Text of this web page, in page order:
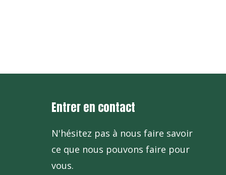
Entrer en contact
N'hésitez pas à nous faire savoir
ce que nous pouvons faire pour
vous.